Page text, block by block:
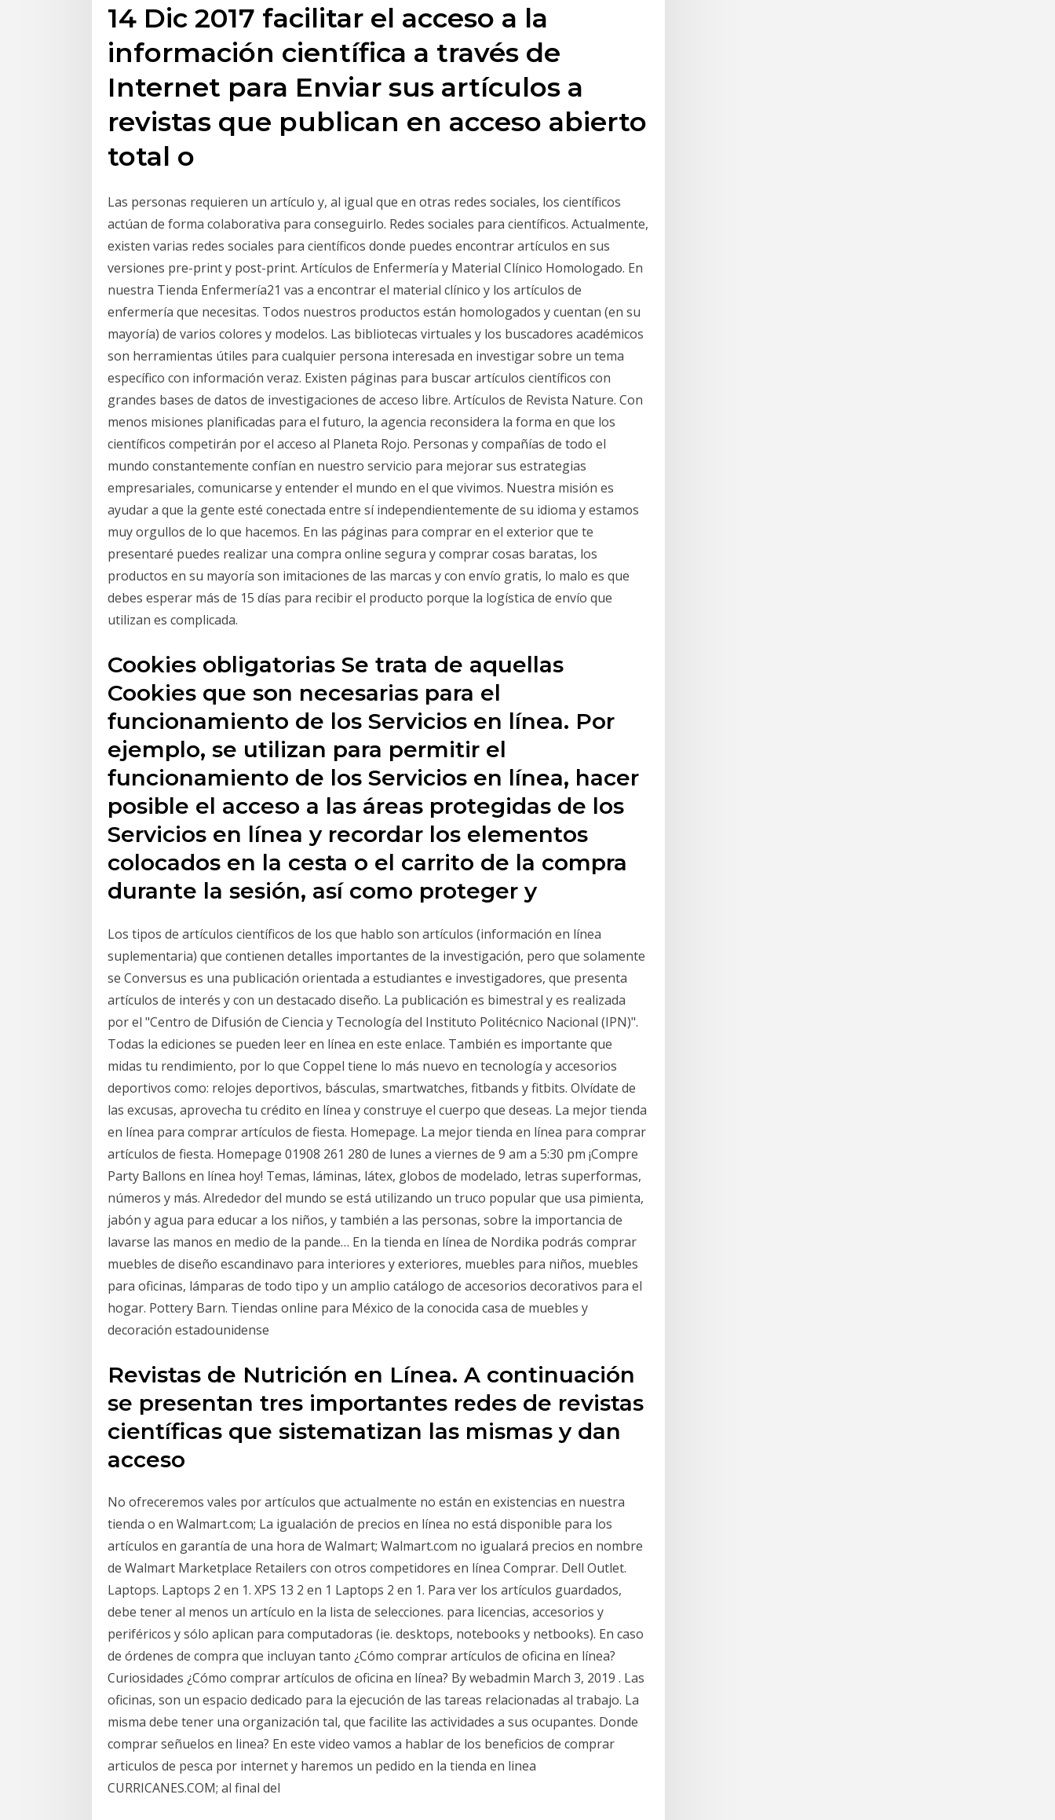
14 Dic 2017 facilitar el acceso a la
información científica a través de
Internet para Enviar sus artículos a
revistas que publican en acceso abierto
total o
Las personas requieren un artículo y, al igual que en otras redes sociales, los científicos
actúan de forma colaborativa para conseguirlo. Redes sociales para científicos. Actualmente,
existen varias redes sociales para científicos donde puedes encontrar artículos en sus
versiones pre-print y post-print. Artículos de Enfermería y Material Clínico Homologado. En
nuestra Tienda Enfermería21 vas a encontrar el material clínico y los artículos de
enfermería que necesitas. Todos nuestros productos están homologados y cuentan (en su
mayoría) de varios colores y modelos. Las bibliotecas virtuales y los buscadores académicos
son herramientas útiles para cualquier persona interesada en investigar sobre un tema
específico con información veraz. Existen páginas para buscar artículos científicos con
grandes bases de datos de investigaciones de acceso libre. Artículos de Revista Nature. Con
menos misiones planificadas para el futuro, la agencia reconsidera la forma en que los
científicos competirán por el acceso al Planeta Rojo. Personas y compañías de todo el
mundo constantemente confían en nuestro servicio para mejorar sus estrategias
empresariales, comunicarse y entender el mundo en el que vivimos. Nuestra misión es
ayudar a que la gente esté conectada entre sí independientemente de su idioma y estamos
muy orgullos de lo que hacemos. En las páginas para comprar en el exterior que te
presentaré puedes realizar una compra online segura y comprar cosas baratas, los
productos en su mayoría son imitaciones de las marcas y con envío gratis, lo malo es que
debes esperar más de 15 días para recibir el producto porque la logística de envío que
utilizan es complicada.
Cookies obligatorias Se trata de aquellas
Cookies que son necesarias para el
funcionamiento de los Servicios en línea. Por
ejemplo, se utilizan para permitir el
funcionamiento de los Servicios en línea, hacer
posible el acceso a las áreas protegidas de los
Servicios en línea y recordar los elementos
colocados en la cesta o el carrito de la compra
durante la sesión, así como proteger y
Los tipos de artículos científicos de los que hablo son artículos (información en línea
suplementaria) que contienen detalles importantes de la investigación, pero que solamente
se Conversus es una publicación orientada a estudiantes e investigadores, que presenta
artículos de interés y con un destacado diseño. La publicación es bimestral y es realizada
por el "Centro de Difusión de Ciencia y Tecnología del Instituto Politécnico Nacional (IPN)".
Todas la ediciones se pueden leer en línea en este enlace. También es importante que
midas tu rendimiento, por lo que Coppel tiene lo más nuevo en tecnología y accesorios
deportivos como: relojes deportivos, básculas, smartwatches, fitbands y fitbits. Olvídate de
las excusas, aprovecha tu crédito en línea y construye el cuerpo que deseas. La mejor tienda
en línea para comprar artículos de fiesta. Homepage. La mejor tienda en línea para comprar
artículos de fiesta. Homepage 01908 261 280 de lunes a viernes de 9 am a 5:30 pm ¡Compre
Party Ballons en línea hoy! Temas, láminas, látex, globos de modelado, letras superformas,
números y más. Alrededor del mundo se está utilizando un truco popular que usa pimienta,
jabón y agua para educar a los niños, y también a las personas, sobre la importancia de
lavarse las manos en medio de la pande… En la tienda en línea de Nordika podrás comprar
muebles de diseño escandinavo para interiores y exteriores, muebles para niños, muebles
para oficinas, lámparas de todo tipo y un amplio catálogo de accesorios decorativos para el
hogar. Pottery Barn. Tiendas online para México de la conocida casa de muebles y
decoración estadounidense
Revistas de Nutrición en Línea. A continuación
se presentan tres importantes redes de revistas
científicas que sistematizan las mismas y dan
acceso
No ofreceremos vales por artículos que actualmente no están en existencias en nuestra
tienda o en Walmart.com; La igualación de precios en línea no está disponible para los
artículos en garantía de una hora de Walmart; Walmart.com no igualará precios en nombre
de Walmart Marketplace Retailers con otros competidores en línea Comprar. Dell Outlet.
Laptops. Laptops 2 en 1. XPS 13 2 en 1 Laptops 2 en 1. Para ver los artículos guardados,
debe tener al menos un artículo en la lista de selecciones. para licencias, accesorios y
periféricos y sólo aplican para computadoras (ie. desktops, notebooks y netbooks). En caso
de órdenes de compra que incluyan tanto ¿Cómo comprar artículos de oficina en línea?
Curiosidades ¿Cómo comprar artículos de oficina en línea? By webadmin March 3, 2019 . Las
oficinas, son un espacio dedicado para la ejecución de las tareas relacionadas al trabajo. La
misma debe tener una organización tal, que facilite las actividades a sus ocupantes. Donde
comprar señuelos en linea? En este video vamos a hablar de los beneficios de comprar
articulos de pesca por internet y haremos un pedido en la tienda en linea
CURRICANES.COM; al final del